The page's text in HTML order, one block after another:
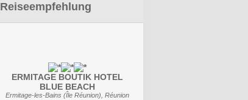
Reiseempfehlung
ERMITAGE BOUTIK HOTEL
BLUE BEACH
Ermitage-les-Bains (Île Réunion), Réunion